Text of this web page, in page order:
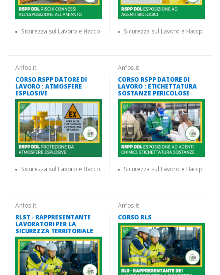
Sicurezza sul Lavoro e Haccp Sicurezza sul Lavoro e Haccp
Anfos.it
CORSO RSPP DATORE DI
LAVORO : ATMOSFERE
ESPLOSIVE
Sicurezza sul Lavoro e Haccp
Anfos.it
CORSO RSPP DATORE DI
LAVORO : ETICHETTATURA
SOSTANZE PERICOLOSE
Sicurezza sul Lavoro e Haccp
Anfos.it
RLST - RAPPRESENTANTE
LAVORATORI PER LA
SICUREZZA TERRITORIALE
Anfos.it
CORSO RLS